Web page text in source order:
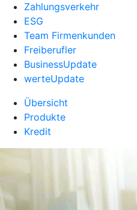
Zahlungsverkehr
ESG
Team Firmenkunden
Freiberufler
BusinessUpdate
werteUpdate
Übersicht
Produkte
Kredit